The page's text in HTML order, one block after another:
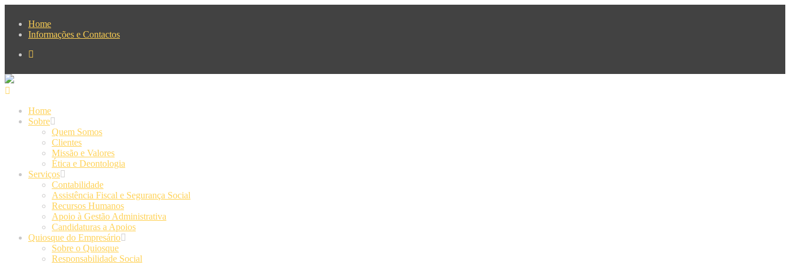
Home
Informações e Contactos
Home
Sobre
Quem Somos
Clientes
Missão e Valores
Ética e Deontologia
Serviços
Contabilidade
Assistência Fiscal e Segurança Social
Recursos Humanos
Apoio à Gestão Administrativa
Candidaturas a Apoios
Quiosque do Empresário
Sobre o Quiosque
Responsabilidade Social